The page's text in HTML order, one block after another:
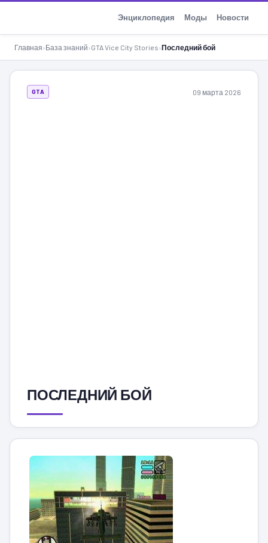
Энциклопедия Моды Новости
Главная›База знаний›GTA Vice City Stories›Последний бой
GTA 09 марта 2026
ПОСЛЕДНИЙ БОЙ